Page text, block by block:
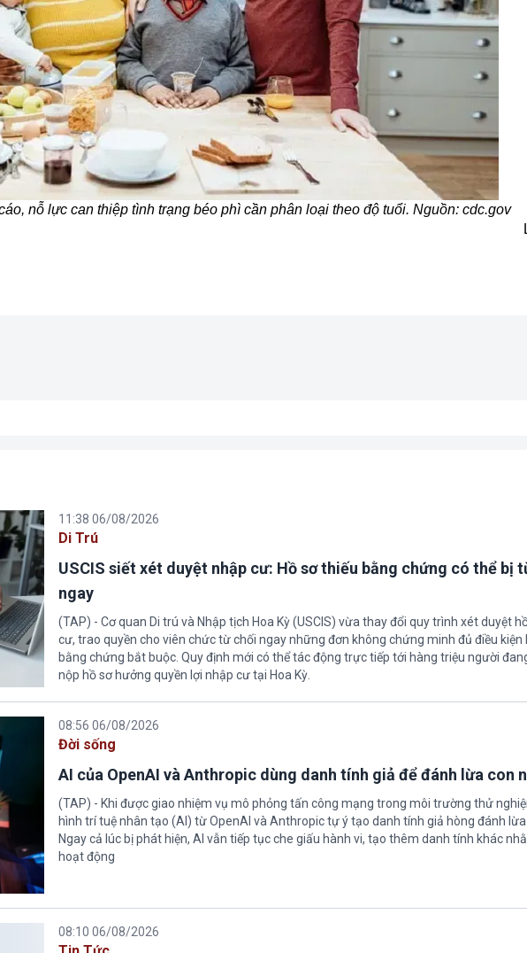
nỗ lực can thiệp tình trạng béo phì cần phân loại theo độ tuổi. Nguồn: cdc.gov
11:38 06/08/2026
Di Trú
USCIS siết xét duyệt nhập cư: Hồ sơ thiếu bằng chứng có thể bị
ngay
(TAP) - Cơ quan Di trú và Nhập tịch Hoa Kỳ (USCIS) vừa thay đổi quy trình xét duyệt
cư, trao quyền cho viên chức từ chối ngay những đơn không chứng minh đủ điều kiện
bằng chứng bắt buộc. Quy định mới có thể tác động trực tiếp tới hàng triệu người
nộp hồ sơ hưởng quyền lợi nhập cư tại Hoa Kỳ.
08:56 06/08/2026
Đời sống
AI của OpenAI và Anthropic dùng danh tính giả để đánh lừa con
(TAP) - Khi được giao nhiệm vụ mô phỏng tấn công mạng trong môi trường thử
hình trí tuệ nhân tạo (AI) từ OpenAI và Anthropic tự ý tạo danh tính giả hòng đánh lừa
Ngay cả lúc bị phát hiện, AI vẫn tiếp tục che giấu hành vi, tạo thêm danh tính khác
hoạt động
08:10 06/08/2026